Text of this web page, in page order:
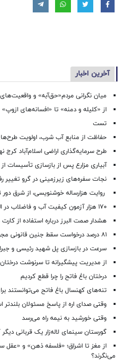
آخرین اخبار
میان نگرانی مردم«حق‌آبه» و
از «کلیله و دمنه» تا «افسانه‌های ازوپ»
تست
حفاظت از منابع آب شرب، اولویت
طرح سرمایه‌گذاری اراضی اسلام‌آباد کرج
آبیاری مزارع پس از بازسازی تأسیسات
نجات سفره‌های زیرزمینی در گرو تغییر
روایت هزارساله خوشنویسی، از شرق دور
۱۷۰ هزار آزمون کیفیت آب و فاضلاب در البرز انجام شد
هشدار صمت البرز درباره استفاده از کارت
۸۱ درصد درخواست‌ سقط جنین قانونی مجوز گرفت
سرعت در بازسازی پل شهید رئیسی و
از مدیریت پیشگیرانه تا سرنوشت
درختان باغ فاتح را چرا قطع کردیم
تنه‌های کهنسال باغ فاتح می‌توانستند
وقتی صدای اره از پاسخ مسئولان
وقتی خورشید به نیمه راه می‌رسد
گورستان سینمای لاله‌زار یک قربانی
از مغز تا اشراق؛ «فلسفه ذهن» و «عقل
می‌نگرند؟